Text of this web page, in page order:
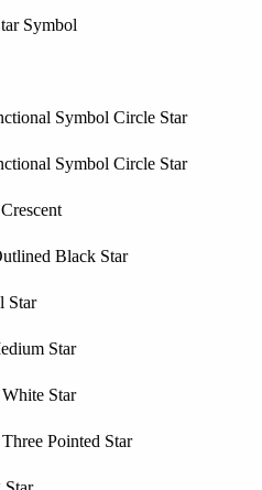
Symbol
Symbol Circle Star
Symbol Circle Star
Black Star
Star
Star
Star
Pointed Star